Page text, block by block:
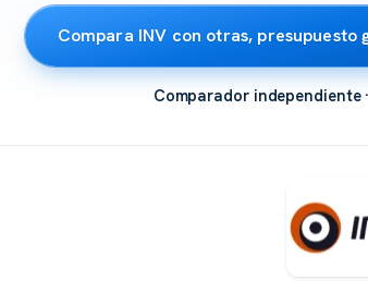
Compara INV con otras, presupuesto
Comparador independiente